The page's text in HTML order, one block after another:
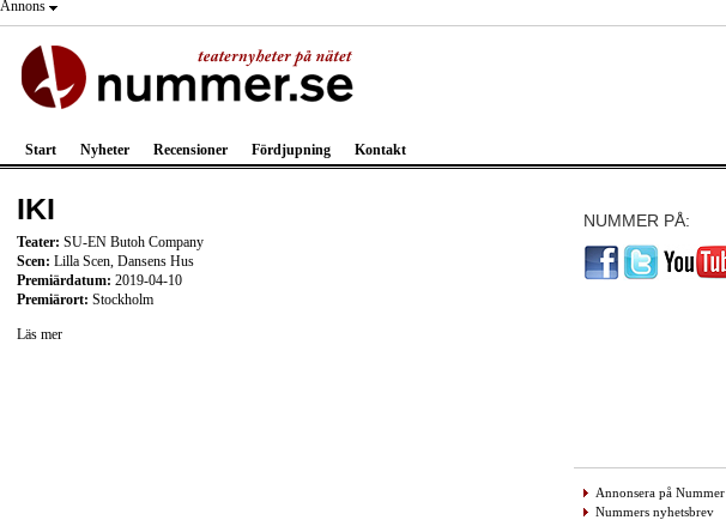
Annons
Start Nyheter Recensioner Fördjupning Kontakt
IKI
Teater: SU-EN Butoh Company
Scen: Lilla Scen, Dansens Hus
Premiärdatum: 2019-04-10
Premiärort: Stockholm
Läs mer
NUMMER PÅ:
Annonsera på Nummer
Nummers nyhetsbrev